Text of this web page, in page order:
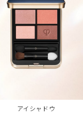
アイシャドウ